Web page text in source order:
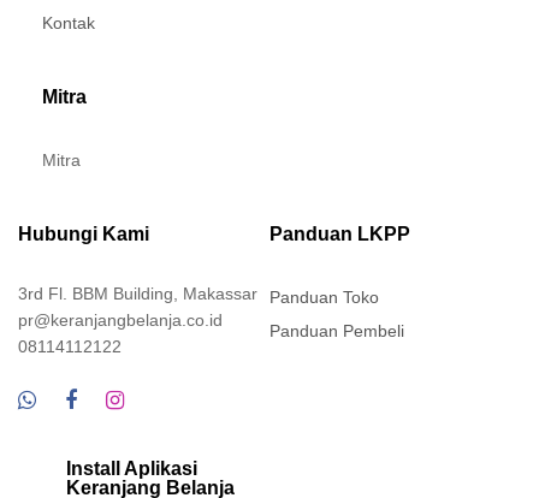
Kontak
Mitra
Mitra
Hubungi Kami
3rd Fl. BBM Building, Makassar
pr@keranjangbelanja.co.id
08114112122
Panduan LKPP
Panduan Toko
Panduan Pembeli
Install Aplikasi
Keranjang Belanja